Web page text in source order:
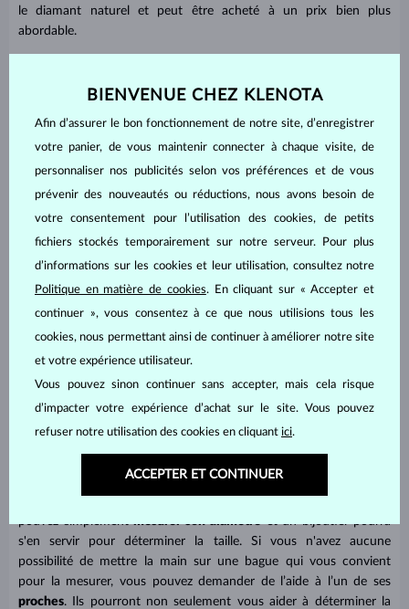
le diamant naturel et peut être acheté à un prix bien plus
abordable.
D’UN DIAMANT
Comment connaître la taille d'une bague en
secret ?
de bague de votre dulcinée en toute discrétion ? Le plus simple est
pourra alors l'utiliser pour déterminer sa taille de bague avec une
pouvez simplementmesurer son diamètreet un bijoutier pourra
s'en servir pour déterminer la taille. Si vous n'avez aucune
possibilité de mettre la main sur une bague qui vous convient
pour la mesurer, vous pouvez demander de l’aide à l’un de ses
proches. Ils pourront non seulement vous aider à déterminer la
BIENVENUE CHEZ KLENOTA
Afin d’assurer le bon fonctionnement de notre site, d’enregistrer
votre panier, de vous maintenir connecter à chaque visite, de
personnaliser nos publicités selon vos préférences et de vous
prévenir des nouveautés ou réductions, nous avons besoin de
votre consentement pour l’utilisation des cookies, de petits
fichiers stockés temporairement sur notre serveur. Pour plus
d’informations sur les cookies et leur utilisation, consultez notre
Politique en matière de cookies. En cliquant sur « Accepter et
continuer », vous consentez à ce que nous utilisions tous les
cookies, nous permettant ainsi de continuer à améliorer notre site
et votre expérience utilisateur.
Vous pouvez sinon continuer sans accepter, mais cela risque
d’impacter votre expérience d’achat sur le site. Vous pouvez
refuser notre utilisation des cookies en cliquant ici.
ACCEPTER ET CONTINUER